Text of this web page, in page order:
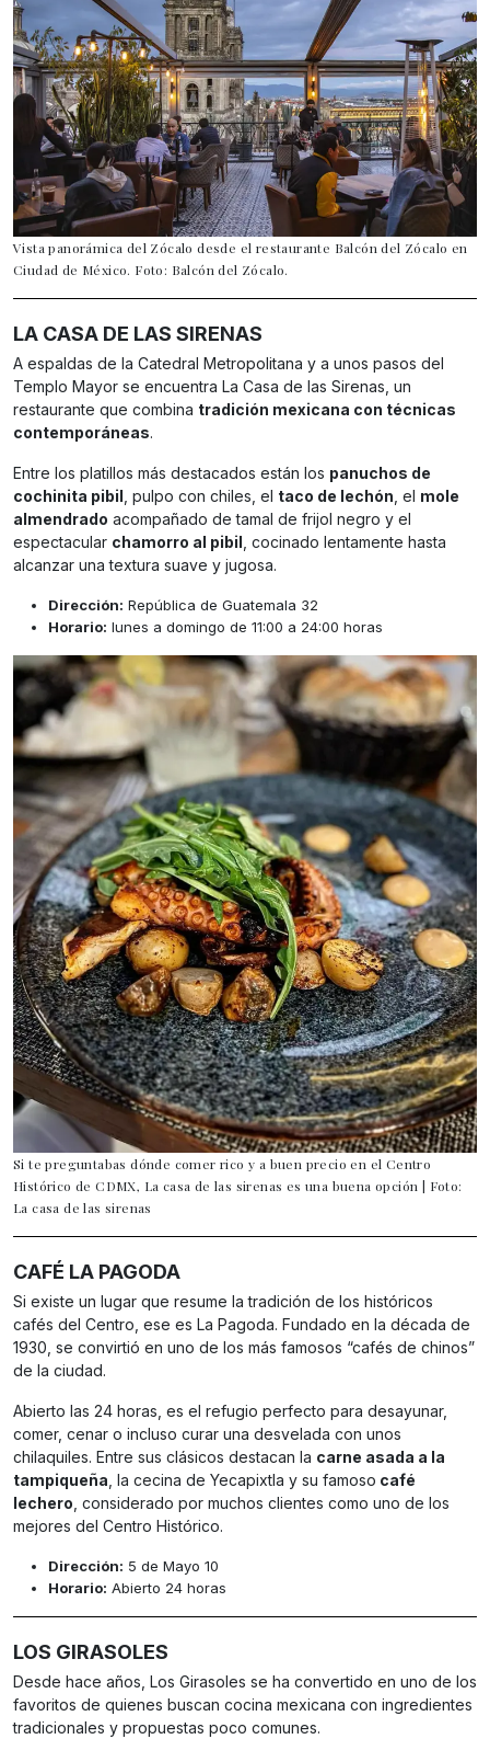
Vista panorámica del Zócalo desde el restaurante Balcón del Zócalo en
Ciudad de México. Foto: Balcón del Zócalo.
LA CASA DE LAS SIRENAS
A espaldas de la Catedral Metropolitana y a unos pasos del
Templo Mayor se encuentra La Casa de las Sirenas, un
restaurante que combina tradición mexicana con técnicas
contemporáneas.
Entre los platillos más destacados están los panuchos de
cochinita pibil , pulpo con chiles, el taco de lechón , el mole
almendrado acompañado de tamal de frijol negro y el
espectacular chamorro al pibil , cocinado lentamente hasta
alcanzar una textura suave y jugosa.
Dirección: República de Guatemala 32
Horario: lunes a domingo de 11:00 a 24:00 horas
Si te preguntabas dónde comer rico y a buen precio en el Centro
Histórico de CDMX, La casa de las sirenas es una buena opción | Foto:
La casa de las sirenas
CAFÉ LA PAGODA
Si existe un lugar que resume la tradición de los históricos
cafés del Centro, ese es La Pagoda. Fundado en la década de
1930, se convirtió en uno de los más famosos “cafés de chinos”
de la ciudad.
Abierto las 24 horas, es el refugio perfecto para desayunar,
comer, cenar o incluso curar una desvelada con unos
chilaquiles. Entre sus clásicos destacan la carne asada a la
tampiqueña , la cecina de Yecapixtla y su famoso café
lechero , considerado por muchos clientes como uno de los
mejores del Centro Histórico.
Dirección: 5 de Mayo 10
Horario: Abierto 24 horas
LOS GIRASOLES
Desde hace años, Los Girasoles se ha convertido en uno de los
favoritos de quienes buscan cocina mexicana con ingredientes
tradicionales y propuestas poco comunes.